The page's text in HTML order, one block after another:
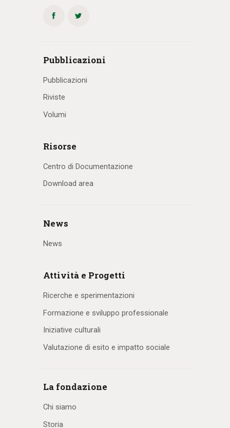
Pubblicazioni
Pubblicazioni
Riviste
Volumi
Risorse
Centro di Documentazione
Download area
News
News
Attività e Progetti
Ricerche e sperimentazioni
Formazione e sviluppo professionale
Iniziative culturali
Valutazione di esito e impatto sociale
La fondazione
Chi siamo
Storia